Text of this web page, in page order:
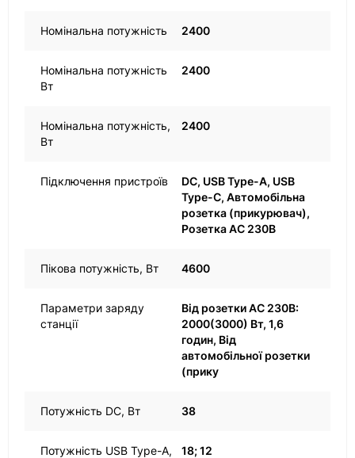
Номінальна потужність 2400
Номінальна потужність
Вт
2400
Номінальна потужність,
Вт
2400
Підключення пристроїв
DC, USB Type-A, USB
Type-C, Автомобільна
розетка (прикурювач),
Розетка AC 230В
Пікова потужність, Вт 4600
Параметри заряду
станції
Від розетки AC 230В:
2000(3000) Вт, 1,6
годин, Від
автомобільної розетки
(прику
Потужність DC, Вт 38
Потужність USB Type-A,
18; 12